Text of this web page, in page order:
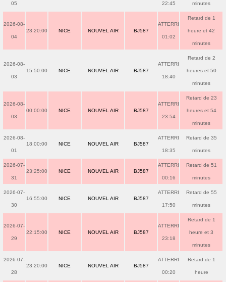
05 22:45 minutes
2026-08-
04
23:20:00 NICE NOUVEL AIR BJ587
ATTERRI
01:02
Retard de 1
heure et 42
minutes
2026-08-
03
15:50:00 NICE NOUVEL AIR BJ587
ATTERRI
18:40
Retard de 2
heures et 50
minutes
2026-08-
03
00:00:00 NICE NOUVEL AIR BJ587
ATTERRI
23:54
Retard de 23
heures et 54
minutes
2026-08-
01
18:00:00 NICE NOUVEL AIR BJ587
ATTERRI
18:35
Retard de 35
minutes
2026-07-
31
23:25:00 NICE NOUVEL AIR BJ587
ATTERRI
00:16
Retard de 51
minutes
2026-07-
30
16:55:00 NICE NOUVEL AIR BJ587
ATTERRI
17:50
Retard de 55
minutes
2026-07-
29
22:15:00 NICE NOUVEL AIR BJ587
ATTERRI
23:18
Retard de 1
heure et 3
minutes
2026-07-
28
23:20:00 NICE NOUVEL AIR BJ587
ATTERRI
00:20
Retard de 1
heure